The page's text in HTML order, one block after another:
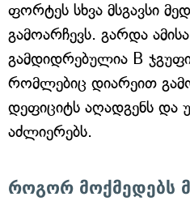
ფორტეს სხვა მსგავსი
გამოარჩევს. გარდა
გამდიდრებულია B
რომლებიც დიარეით
დეფიციტს აღადგენს და
აძლიერებს.
როგორ მოქმედებს